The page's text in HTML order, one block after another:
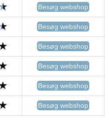
Besøg webshop
Besøg webshop
Besøg webshop
Besøg webshop
Besøg webshop
Besøg webshop